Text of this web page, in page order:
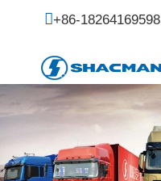
+86-18264169598